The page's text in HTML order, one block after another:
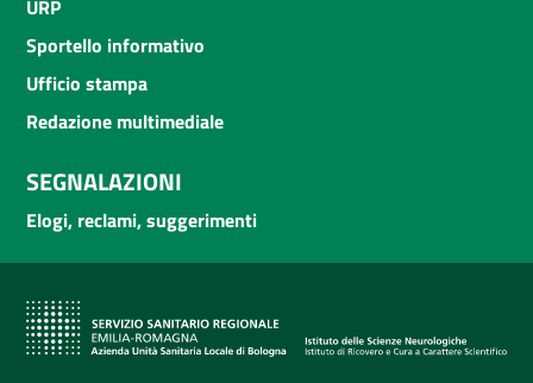
URP
Sportello informativo
Ufficio stampa
Redazione multimediale
SEGNALAZIONI
Elogi, reclami, suggerimenti